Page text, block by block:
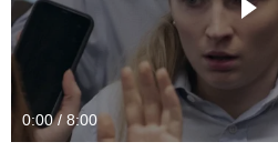
0:00 / 8:00